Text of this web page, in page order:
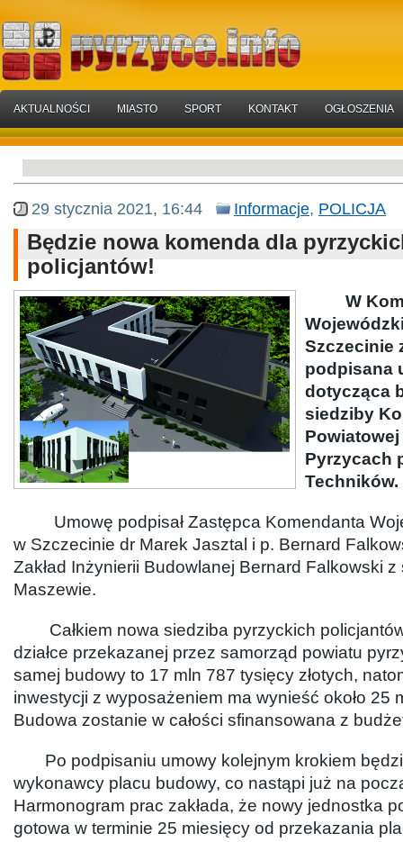
AKTUALNOŚCI MIASTO SPORT KONTAKT OGŁOSZENIA
29 stycznia 2021, 16:44 Informacje, POLICJA
Będzie nowa komenda dla
policjantów!
W
Szczecinie
podpisana
dotycząca
siedziby
Pyrzycach
Techników.
Umowę podpisał Zastępca Komendanta
w Szczecinie dr Marek Jasztal i p. Bernard
Zakład Inżynierii Budowlanej Bernard Falkowski z
Maszewie.
Całkiem nowa siedziba pyrzyckich
działce przekazanej przez samorząd powiatu
samej budowy to 17 mln 787 tysięcy złotych,
inwestycji z wyposażeniem ma wynieść około 25
Budowa zostanie w całości sfinansowana z
Po podpisaniu umowy kolejnym krokiem
wykonawcy placu budowy, co nastąpi już na
Harmonogram prac zakłada, że nowy jednostka
gotowa w terminie 25 miesięcy od przekazania